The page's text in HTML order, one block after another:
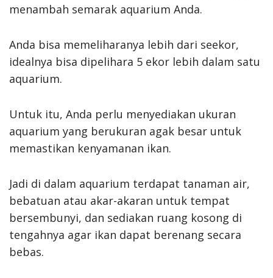
menambah semarak aquarium Anda.
Anda bisa memeliharanya lebih dari seekor,
idealnya bisa dipelihara 5 ekor lebih dalam satu
aquarium.
Untuk itu, Anda perlu menyediakan ukuran
aquarium yang berukuran agak besar untuk
memastikan kenyamanan ikan.
Jadi di dalam aquarium terdapat tanaman air,
bebatuan atau akar-akaran untuk tempat
bersembunyi, dan sediakan ruang kosong di
tengahnya agar ikan dapat berenang secara
bebas.